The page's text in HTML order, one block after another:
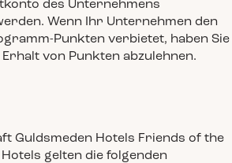
des Unternehmens
Wenn Ihr Unternehmen den
Punkten verbietet, haben Sie
von Punkten abzulehnen.
Guldsmeden Hotels Friends of the
gelten die folgenden